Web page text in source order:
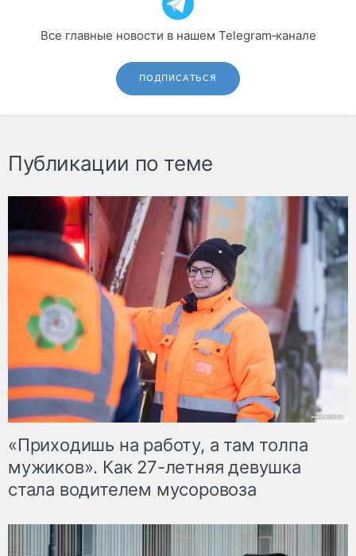
Все главные новости в нашем Telegram‑канале
ПОДПИСАТЬСЯ
Публикации по теме
«Приходишь на работу, а там толпа
мужиков». Как 27-летняя девушка
стала водителем мусоровоза